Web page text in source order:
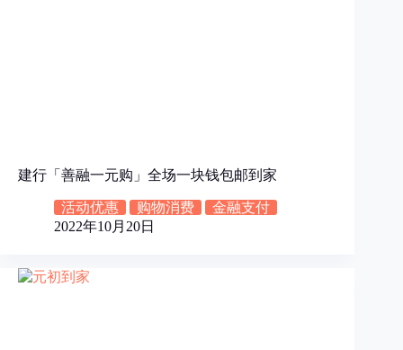
建行「善融一元购」全场一块钱包邮到家
活动优惠 购物消费
金融支付
2022年10月20日